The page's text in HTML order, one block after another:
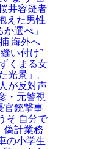
井容疑者
えた男性
選べ」
海外へ
い付け”
くまる女
光景」,
が反対声
・元警視
官銃撃事
そ 自分で
偽計業務
の小学生